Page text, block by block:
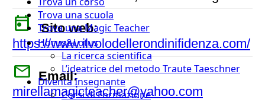
Trova una scuola
Trova una Magic Teacher
Hocus&Lotus
La ricerca scientifica
L’ideatrice del metodo Traute Taeschner
Diventa Insegnante
Corsi di Formazione
today
Sito web:
https://www.ilvolodellerondinifidenza.com/
mail Email:
mirellamagicteacher@yahoo.com